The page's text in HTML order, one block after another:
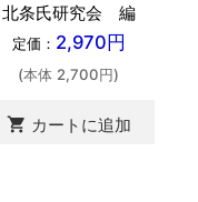
北条氏研究会 編
定価： 2,970円
(本体 2,700円)
shopping_cart カートに追加